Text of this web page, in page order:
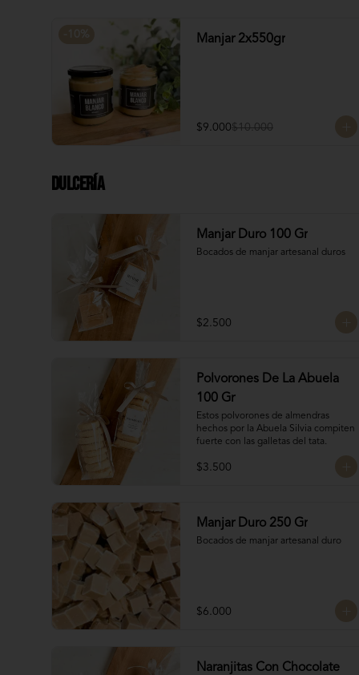
Manjar 2x550gr
$9.000$10.000
Dulcería
Manjar Duro 100 Gr
Bocados de manjar artesanal duros
$2.500
Polvorones De La Abuela
100 Gr
Estos polvorones de almendras
hechos por la Abuela Silvia compiten
fuerte con las galletas del tata.
$3.500
Manjar Duro 250 Gr
Bocados de manjar artesanal duro
$6.000
Naranjitas Con Chocolate